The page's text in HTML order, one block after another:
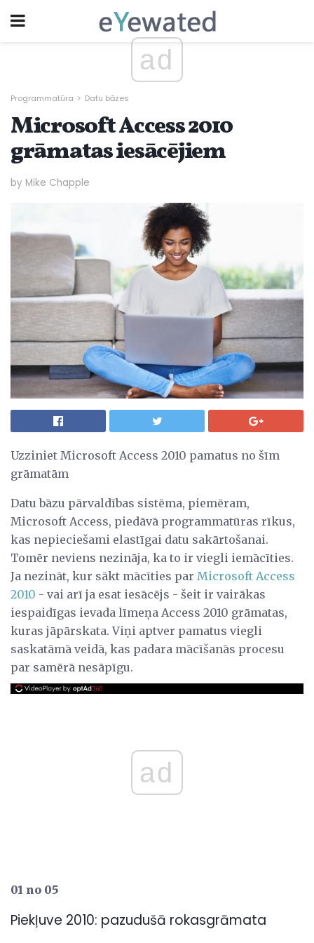
ad
Programmatūra Datu bāzes
Microsoft Access 2010
grāmatas iesācējiem
by Mike Chapple
Uzziniet Microsoft Access 2010 pamatus no šīm
grāmatām
Datu bāzu pārvaldības sistēma, piemēram,
Microsoft Access, piedāvā programmatūras rīkus,
kas nepieciešami elastīgai datu sakārtošanai.
Tomēr neviens nezināja, ka to ir viegli iemācīties.
Ja nezināt, kur sākt mācīties par Microsoft Access
2010 - vai arī ja esat iesācējs - šeit ir vairākas
iespaidīgas ievada līmeņa Access 2010 grāmatas,
kuras jāpārskata. Viņi aptver pamatus viegli
saskatāmā veidā, kas padara mācīšanās procesu
par samērā nesāpīgu.
ad
01 no 05
Piekļuve 2010: pazudušā rokasgrāmata